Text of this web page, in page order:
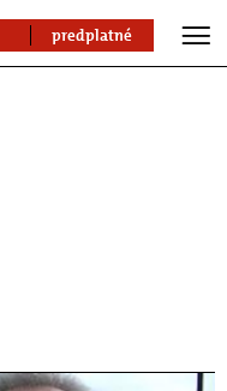
predplatné